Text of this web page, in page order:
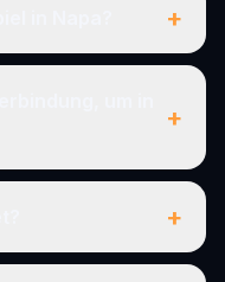
+
+
+